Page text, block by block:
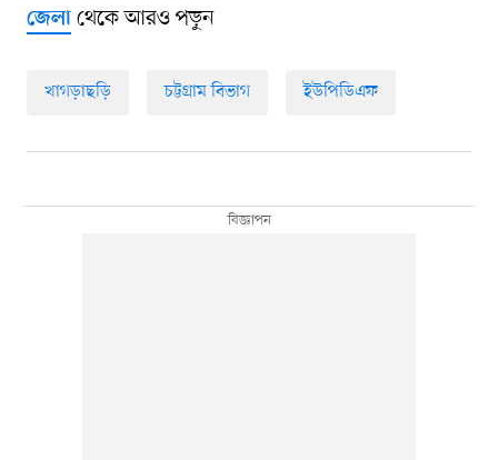
জেলাথেকে আরও পড়ুন
খাগড়াছড়ি চট্টগ্রাম বিভাগ ইউপিডিএফ